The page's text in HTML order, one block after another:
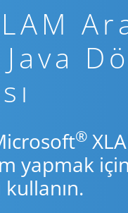
®
yapmak
kullanın.